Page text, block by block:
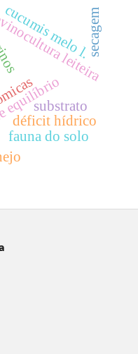
leiteira
déficit hídrico
cucumis melo l.
fauna do solo
secagem
substrato